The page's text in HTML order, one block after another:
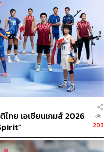
news/articles/2024-04-1
yen-as-japan-depends-on-
vp&sref=CVqPBMVg
WEALTH
กหรือใช้งานอยู่แล้วได้เลย
ทย เอเชียนเกมส์ 2026
203